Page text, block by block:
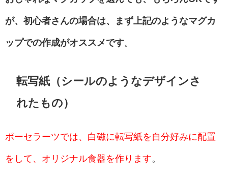
が、初心者さんの場合は、まず上記のようなマグカ
ップでの作成がオススメです。
転写紙（シールのようなデザインさ
れたもの）
ポーセラーツでは、白磁に転写紙を自分好みに配置
をして、オリジナル食器を作ります。